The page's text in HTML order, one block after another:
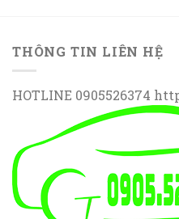
THÔNG TIN LIÊN HỆ
HOTLINE 0905526374